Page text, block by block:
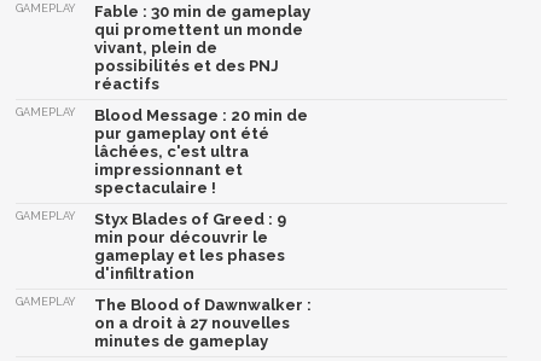
GAMEPLAY
Fable : 30 min de gameplay
qui promettent un monde
vivant, plein de
possibilités et des PNJ
réactifs
GAMEPLAY
Blood Message : 20 min de
pur gameplay ont été
lâchées, c'est ultra
impressionnant et
spectaculaire !
GAMEPLAY
Styx Blades of Greed : 9
min pour découvrir le
gameplay et les phases
d'infiltration
GAMEPLAY
The Blood of Dawnwalker :
on a droit à 27 nouvelles
minutes de gameplay